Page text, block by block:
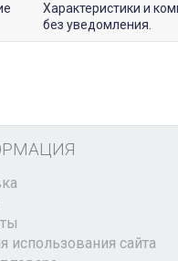
Характеристики и
без уведомления.
использования сайта